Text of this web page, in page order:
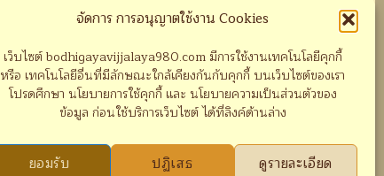
จัดการ การอนุญาตใช้งาน Cookies
เว็บไซต์ bodhigayavijjalaya980.com มีการใช้งานเทคโนโลยีคุกกี้
หรือ เทคโนโลยีอื่นที่มีลักษณะใกล้เคียงกันกับคุกกี้ บนเว็บไซต์ของเรา
โปรดศึกษา นโยบายการใช้คุกกี้ และ นโยบายความเป็นส่วนตัวของ
ข้อมูล ก่อนใช้บริการเว็บไซต์ ได้ที่ลิงค์ด้านล่าง
ยอมรับ ปฏิเสธ ดูรายละเอียด